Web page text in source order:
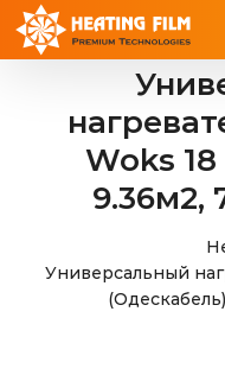
Skip
Woks
9.36м2,
Универсальный